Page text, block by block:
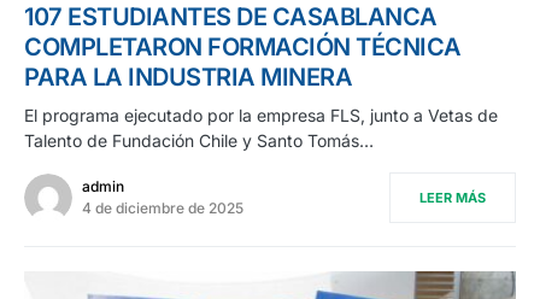
107 ESTUDIANTES DE CASABLANCA
COMPLETARON FORMACIÓN TÉCNICA
PARA LA INDUSTRIA MINERA
El programa ejecutado por la empresa FLS, junto a Vetas de
Talento de Fundación Chile y Santo Tomás…
admin
4 de diciembre de 2025
LEER MÁS